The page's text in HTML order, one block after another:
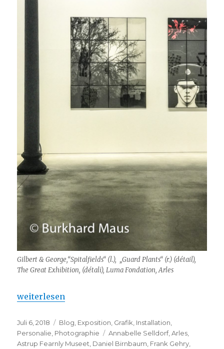
Gilbert & George,“Spitalfields“ (l.), „Guard Plants“ (r.) (détail),
The Great Exhibition, (détali), Luma Fondation, Arles
„Gilbert et George à Arles (Luma Fondation)“
weiterlesen
Veröffentlicht
am
Juli 6, 2018 Kategorien
Blog Exposition Grafik Installation
Personalie Photographie Schlagwörter
Annabelle Selldorf,Arles
Astrup Fearnly Museet Daniel Birnbaum Frank Gehry